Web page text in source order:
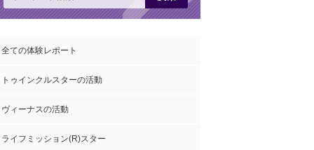
全ての体験レポート
トゥインクルスターの活動
ヴィーナスの活動
ライフミッション(R)スター